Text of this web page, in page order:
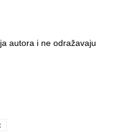
autora i ne odražavaju